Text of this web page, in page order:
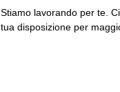
Stiamo lavorando per te.
tua disposizione per